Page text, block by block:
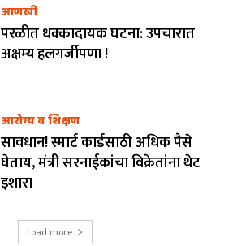
आणखी
परळीत धक्कादायक घटना: उपचारात
अक्षम्य हलगर्जीपणा !
आरोग्य व शिक्षण
सावधान! स्मार्ट कार्डसाठी अधिक पैसे
घेताय, मंत्री सरनाईकांचा विक्रेतांना थेट
इशारा
Load more